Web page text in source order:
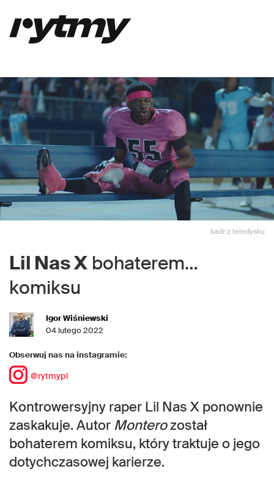
kadr z teledysku
Lil Nas X bohaterem…
komiksu
Igor Wiśniewski
04 lutego 2022
Obserwuj nas na instagramie:
@rytmypl
Kontrowersyjny raper Lil Nas X ponownie
zaskakuje. Autor Monterozostał
bohaterem komiksu, który traktuje o jego
dotychczasowej karierze.